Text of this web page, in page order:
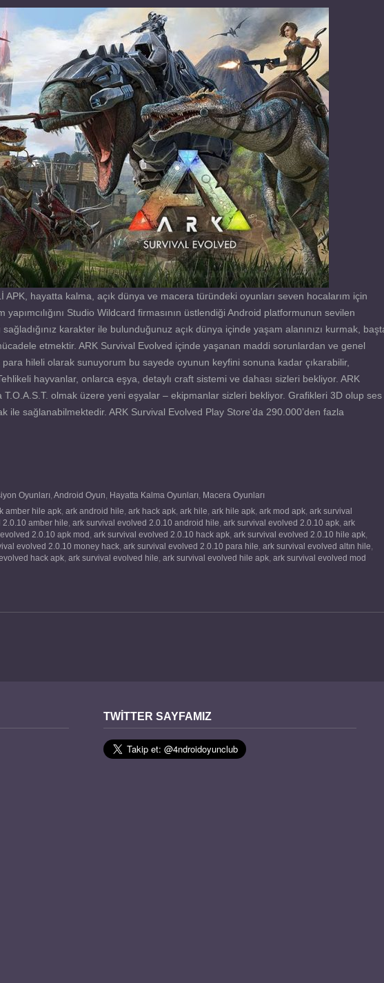
APK, hayatta kalma, açık dünya ve macera türündeki oyunları seven hocalarım için
Studio Wildcard firmasının üstlendiği Android platformunun sevilen
karakter ile bulunduğunuz açık dünya içinde yaşam alanınızı kurmak,
etmektir. ARK Survival Evolved içinde yaşanan maddi sorunlardan ve genel
para hileli olarak sunuyorum bu sayede oyunun keyfini sonuna kadar çıkarabilir,
hayvanlar, onlarca eşya, detaylı craft sistemi ve dahası sizleri bekliyor. ARK
olmak üzere yeni eşyalar – ekipmanlar sizleri bekliyor. Grafikleri 3D olup ses
ile sağlanabilmektedir. ARK Survival Evolved Play Store’da 290.000’den fazla
Oyunları, Android Oyun, Hayatta Kalma Oyunları, Macera Oyunları
amber hile apk, ark android hile, ark hack apk, ark hile, ark hile apk, ark mod apk, ark survival
amber hile, ark survival evolved 2.0.10 android hile, ark survival evolved 2.0.10 apk, ark
2.0.10 apk mod , ark survival evolved 2.0.10 hack apk, ark survival evolved 2.0.10 hile apk,
evolved 2.0.10 money hack, ark survival evolved 2.0.10 para hile, ark survival evolved altın hile,
hack apk, ark survival evolved hile, ark survival evolved hile apk, ark survival evolved mod
TWITTER SAYFAMIZ